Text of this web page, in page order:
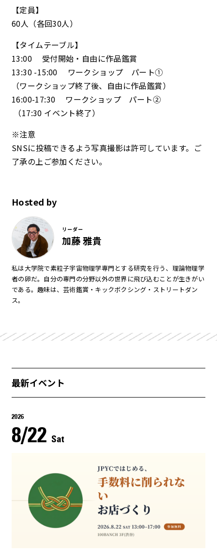
【定員】
60人（各回30人）
【タイムテーブル】
13:00 受付開始・自由に作品鑑賞
13:30 -15:00 ワークショップ パート①
（ワークショップ終了後、自由に作品鑑賞）
16:00-17:30 ワークショップ パート②
（17:30 イベント終了）
※注意
SNSに投稿できるよう写真撮影は許可しています。ご
了承の上ご参加ください。
Hosted by
リーダー
加藤 雅貴
私は大学院で素粒子宇宙物理学専門とする研究を行う、理論物理学
者の卵だ。自分の専門の分野以外の世界に飛び込むことが生きがい
である。趣味は、芸術鑑賞・キックボクシング・ストリートダン
ス。
最新イベント
2026
8/22 Sat